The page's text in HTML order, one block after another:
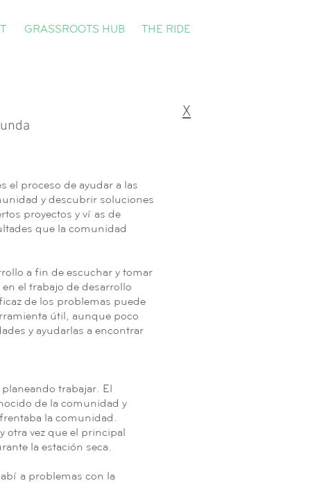
THE RIDE
GRASSROOTS HUB
el proceso de ayudar a las
y descubrir soluciones
proyectos y vías de
que la comunidad
a fin de escuchar y tomar
el trabajo de desarrollo
de los problemas puede
útil, aunque poco
y ayudarlas a encontrar
trabajar. El
de la comunidad y
la comunidad.
otra vez que el principal
la estación seca.
problemas con la
X